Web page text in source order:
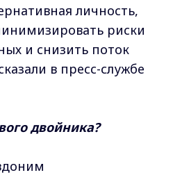
личность,
риски
и снизить поток
в пресс-службе
двойника?